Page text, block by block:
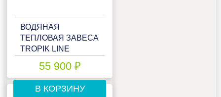
ВОДЯНАЯ
ТЕПЛОВАЯ ЗАВЕСА
TROPIK LINE
55 900 ₽
В КОРЗИНУ